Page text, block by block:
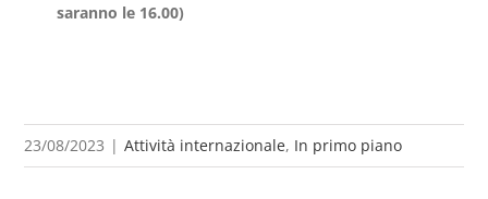
saranno le 16.00)
23/08/2023 | Attività internazionale, In primo piano